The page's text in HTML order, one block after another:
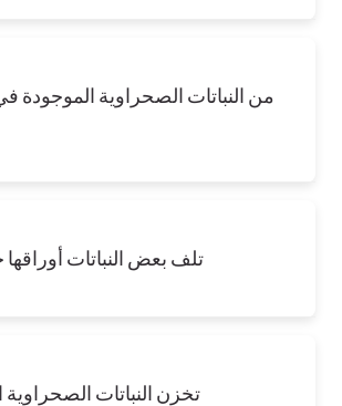
من النباتات الصحراوية الموجودة
تلف بعض النباتات أوراقها
تخزن النباتات الصحراوية